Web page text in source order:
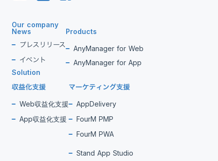
Our company
News
プレスリリース
イベント
Products
AnyManager for Web
AnyManager for App
Solution
収益化支援
Web収益化支援
App収益化支援
マーケティング支援
AppDelivery
FourM PMP
FourM PWA
Stand App Studio